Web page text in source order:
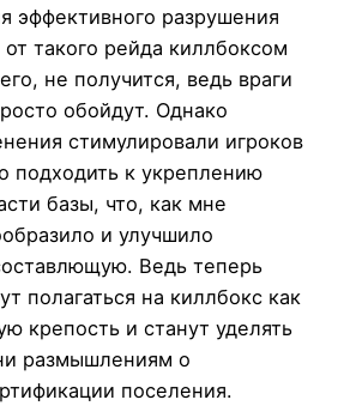
эффективного разрушения
такого рейда киллбоксом
не получится, ведь враги
обойдут. Однако
стимулировали игроков
подходить к укреплению
базы, что, как мне
и улучшило
Ведь теперь
полагаться на киллбокс как
крепость и станут уделять
размышлениям о
поселения.